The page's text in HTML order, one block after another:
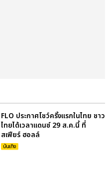
FLO ประกาศโชว์ครั้งแรกในไทย ชาว
ไทยได้เวลาแดนซ์ 29 ส.ค.นี้ ที่
สเฟียร์ ฮอลล์
บันเทิง